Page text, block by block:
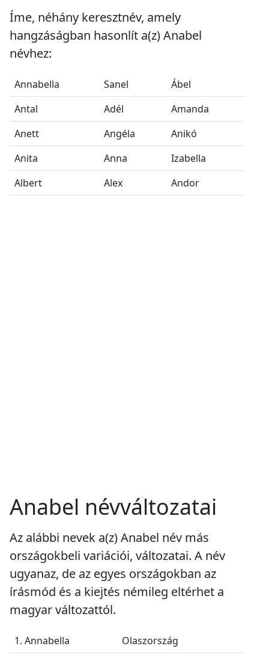
Íme, néhány keresztnév, amely
hangzáságban hasonlít a(z) Anabel
névhez:
Annabella Sanel
Ábel
Antal
Adél
Amanda
Anett
Angéla
Anikó
Anita
Anna
Izabella
Albert
Alex Andor
Anabel névváltozatai
Az alábbi nevek a(z) Anabel név más
országokbeli variációi, változatai. A név
ugyanaz, de az egyes országokban az
írásmód és a kiejtés némileg eltérhet a
magyar változattól.
1. Annabella
Olaszország